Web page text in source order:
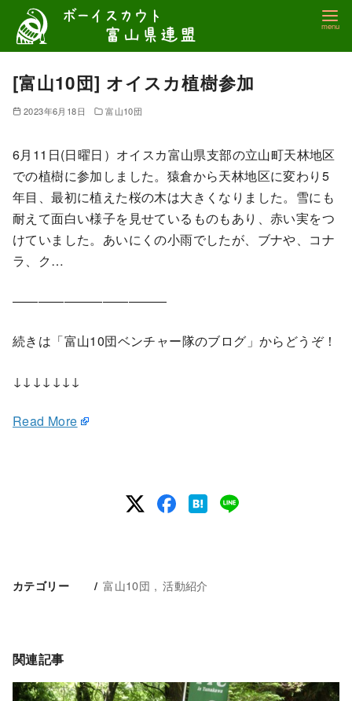
テ
[富山10団] オイスカ植樹参加
2023年6月18日 富山10団
6月11日(日曜日）オイスカ富山県支部の立山町天林地区
での植樹に参加しました。猿倉から天林地区に変わり5
年目、最初に植えた桜の木は大きくなりました。雪にも
耐えて面白い様子を見せているものもあり、赤い実をつ
けていました。あいにくの小雨でしたが、ブナや、コナ
ラ、ク…
————————————
続きは「富山10団ベンチャー隊のブログ」からどうぞ！
↓↓↓↓↓↓↓
Read More
カテゴリー 富山10団 活動紹介
関連記事